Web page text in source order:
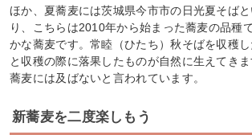
ほか、夏蕎麦には茨城県今市市の日光夏そば
り、こちらは2010年から始まった蕎麦の品種
かな蕎麦です。常睦（ひたち）秋そばを収穫
と収穫の際に落果したものが自然に生えてき
蕎麦には及ばないと言われています。
新蕎麦を二度楽しもう